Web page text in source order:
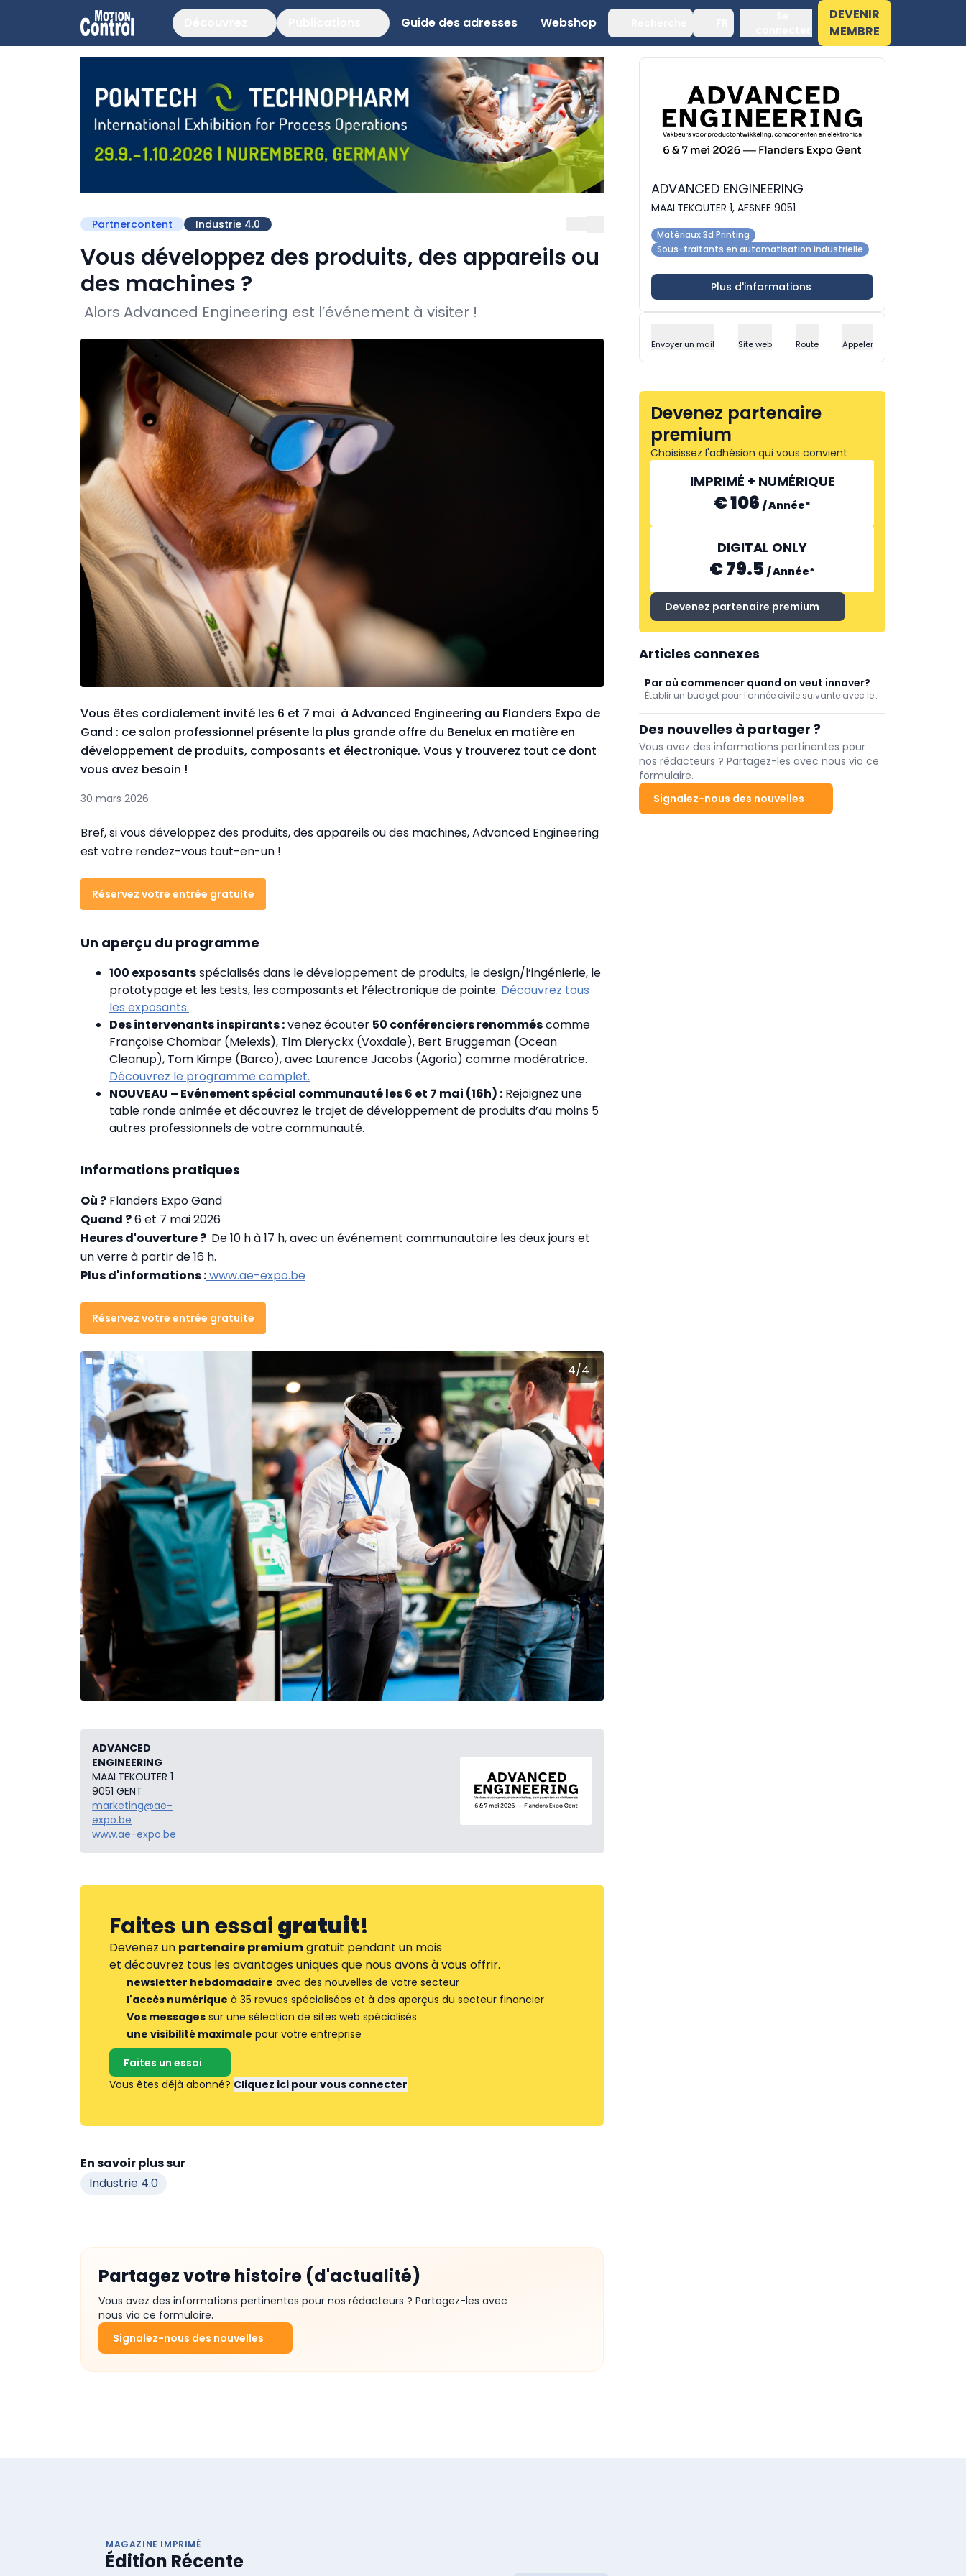
Guide des adresses Webshop
DEVENIR
MEMBRE
Partnercontent Industrie 4.0
Vous développez des produits, des appareils ou
des machines ?
Alors Advanced Engineering est l’événement à visiter !
Vous êtes cordialement invité les 6 et 7 mai à Advanced Engineering au Flanders Expo de
Gand : ce salon professionnel présente la plus grande offre du Benelux en matière en
développement de produits, composants et électronique. Vous y trouverez tout ce dont
vous avez besoin !
30 mars 2026
Bref, si vous développez des produits, des appareils ou des machines, Advanced Engineering
est votre rendez-vous tout-en-un !
Réservez votre entrée gratuite
Un aperçu du programme
100 exposantsspécialisés dans le développement de produits, le design/l’ingénierie, le
prototypage et les tests, les composants et l’électronique de pointe. Découvrez tous
les exposants.
Des intervenants inspirants :venez écouter 50 conférenciers renomméscomme
Françoise Chombar (Melexis), Tim Dieryckx (Voxdale), Bert Bruggeman (Ocean
Cleanup), Tom Kimpe (Barco), avec Laurence Jacobs (Agoria) comme modératrice.
Découvrez le programme complet.
NOUVEAU – Evénement spécial communauté les 6 et 7 mai (16h) : Rejoignez une
table ronde animée et découvrez le trajet de développement de produits d’au moins 5
autres professionnels de votre communauté.
Informations pratiques
Où ? Flanders Expo Gand
Quand ?6 et 7 mai 2026
Heures d'ouverture ? De 10 h à 17 h, avec un événement communautaire les deux jours et
un verre à partir de 16 h.
Plus d'informations :www.ae-expo.be
Réservez votre entrée gratuite
4/4
ADVANCED
ENGINEERING
MAALTEKOUTER 1
9051 GENT
marketing@ae-
expo.be
www.ae-expo.be
Faites un essaigratuit!
Devenez un partenaire premiumgratuit pendant un mois
et découvrez tous les avantages uniques que nous avons à vous offrir.
newsletter hebdomadaire avec des nouvelles de votre secteur
l'accès numérique à 35 revues spécialisées et à des aperçus du secteur financier
Vos messages sur une sélection de sites web spécialisés
une visibilité maximale pour votre entreprise
Faites un essai
Vous êtes déjà abonné? Cliquez ici pour vous connecter
En savoir plus sur
Industrie 4.0
Partagez votre histoire (d'actualité)
Vous avez des informations pertinentes pour nos rédacteurs ? Partagez-les avec
nous via ce formulaire.
Signalez-nous des nouvelles
ADVANCED ENGINEERING
MAALTEKOUTER 1, AFSNEE 9051
Matériaux 3d Printing
Sous-traitants en automatisation industrielle
Plus d'informations
Envoyer un mail Site web Route Appeler
Devenez partenaire
premium
Choisissez l'adhésion qui vous convient
IMPRIMÉ + NUMÉRIQUE
€ 106 /Année*
DIGITAL ONLY
€ 79.5 /Année*
Devenez partenaire premium
Articles connexes
Par où commencer quand on veut innover?
Établir un budget pour l'année civile suivante avec les
de produits, la stagnation est synonyme de retour en
arrière. Mais comment faire le premier pas?
Des nouvelles à partager ?
Vous avez des informations pertinentes pour
nos rédacteurs ? Partagez-les avec nous via ce
formulaire.
Signalez-nous des nouvelles
MAGAZINE IMPRIMÉ
Édition Récente